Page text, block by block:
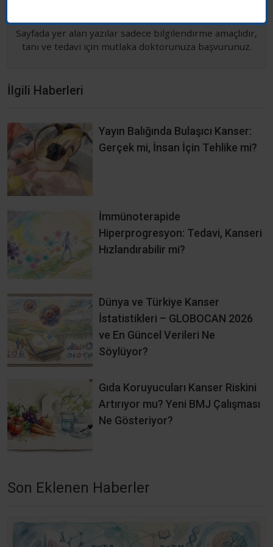
Sayfada yer alan yazılar sadece bilgilendirme amaçlıdır,
tanı ve tedavi için mutlaka doktorunuza başvurunuz.
İlgili Haberleri
Yayın Balığında Bulaşıcı Kanser:
Gerçek mi, İnsan İçin Tehlike mi?
İmmünoterapide
Hiperprogresyon: Tedavi, Kanseri
Hızlandırabilir mi?
Dünya ve Türkiye Kanser
İstatistikleri – GLOBOCAN 2026
ve En Güncel Verileri Ne
Söylüyor?
Gıda Koruyucuları Kanser Riskini
Artırıyor mu? Yeni BMJ Çalışması
Ne Gösteriyor?
Son Eklenen Haberler